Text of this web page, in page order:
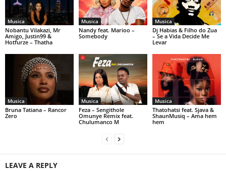
Musica
Nobantu Vilakazi, Mr
Amigo, Justin99 &
Hotfurze – Thatha
Musica
Nandy feat. Marioo –
Somebody
Musica
Dj Habias & Filho do Zua
– Se a Vida Decide Me
Levar
Musica
Bruna Tatiana – Rancor
Zero
Musica
Feza – Sengithole
Omunye Remix feat.
Chulumanco M
Musica
Thatohatsi feat. Sjava &
ShaunMusiq – Ama hem
hem
LEAVE A REPLY